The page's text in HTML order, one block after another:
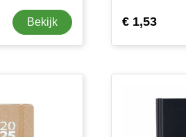
Bekijk € 1,53